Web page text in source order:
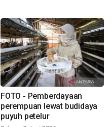
FOTO - Pemberdayaan
perempuan lewat budidaya
puyuh petelur